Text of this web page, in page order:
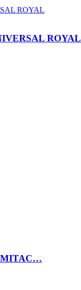
ROYAL